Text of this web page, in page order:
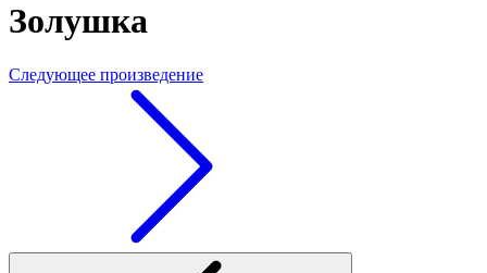
Золушка
Следующее произведение